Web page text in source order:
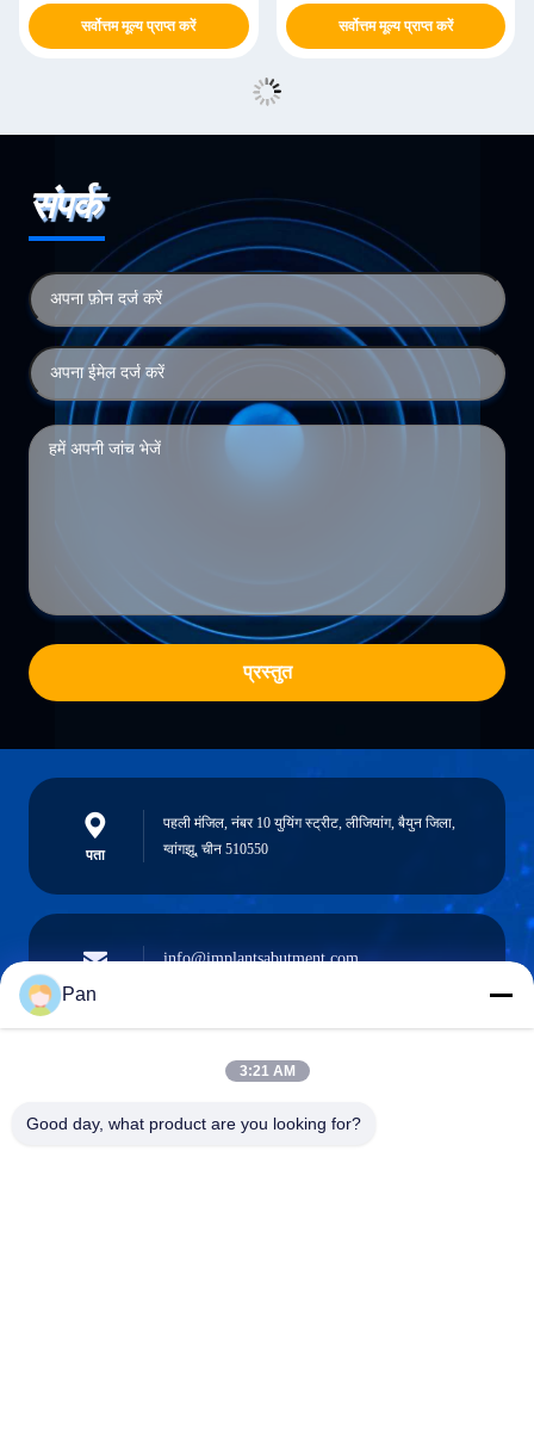
मिमी
सर्वोत्तम मूल्य प्राप्त करें
5.0 मिमी / एसडब्ल्यू 6.0 मिमी
सर्वोत्तम मूल्य प्राप्त करें
संपर्क
प्रस्तुत
पता
पहली मंजिल, नंबर 10 युयिंग स्ट्रीट, लीजियांग, बैयुन जिला,
ग्वांगझू, चीन 510550
ईमेल
info@implantsabutment.com
फ़ोन
Pan
3:21 AM
Good day, what product are you looking for?